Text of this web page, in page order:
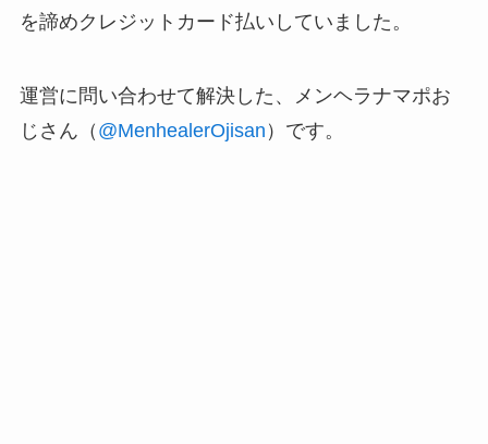
を諦めクレジットカード払いしていました。
運営に問い合わせて解決した、メンヘラナマポお
じさん（ @MenhealerOjisan ）です。